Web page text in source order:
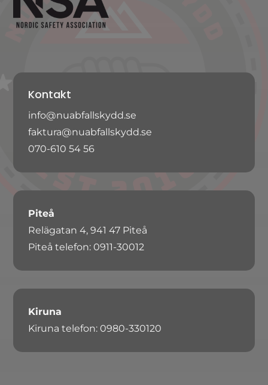
Kontakt
info@nuabfallskydd.se
faktura@nuabfallskydd.se
070-610 54 56
Piteå
Relägatan 4, 941 47 Piteå
Piteå telefon: 0911-30012
Kiruna
Kiruna telefon: 0980-330120